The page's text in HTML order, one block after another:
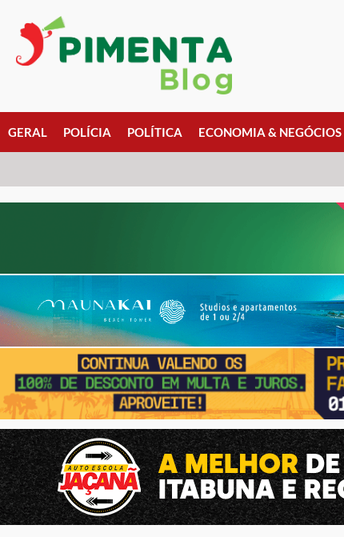
GERAL POLÍCIA POLÍTICA ECONOMIA & NEGÓCIOS